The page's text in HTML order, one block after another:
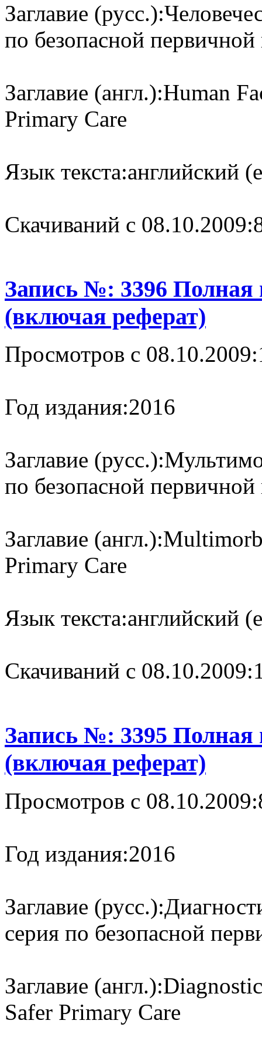
Заглавие (русс.):
по безопасной
Заглавие (англ.):Human
Primary Care
Язык текста:английский
Cкачиваний с 08.10.2009:
Запись №: 3396 Полная
(включая реферат)
Просмотров с 08.10.2009:
Год издания:2016
Заглавие (русс.):
по безопасной
Заглавие (англ.):
Primary Care
Язык текста:английский
Cкачиваний с 08.10.2009:
Запись №: 3395 Полная
(включая реферат)
Просмотров с 08.10.2009:
Год издания:2016
Заглавие (русс.):
серия по безопасной
Заглавие (англ.):
Safer Primary Care